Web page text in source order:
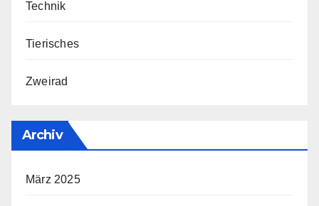
Technik
Tierisches
Zweirad
Archiv
März 2025